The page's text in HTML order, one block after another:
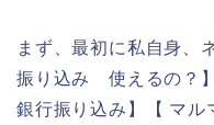
まず、最初に私自身、
振り込み 使えるの？
銀行振り込み】【 マル